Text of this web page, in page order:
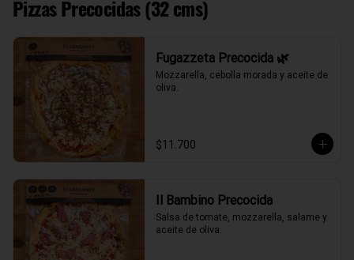
Pizzas Precocidas (32 cms)
Fugazzeta Precocida 🌿
Mozzarella, cebolla morada y aceite de
oliva.
$11.700
Il Bambino Precocida
Salsa de tomate, mozzarella, salame y
aceite de oliva.